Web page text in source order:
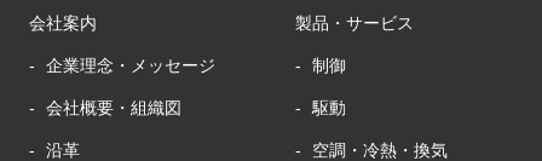
会社案内
企業理念・メッセージ
会社概要・組織図
沿革
製品・サービス
制御
駆動
空調・冷熱・換気